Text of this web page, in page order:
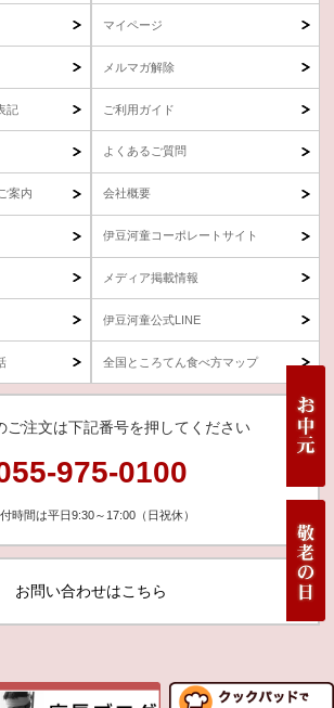
マイページ
メルマガ解除
記 ご利用ガイド
よくあるご質問
案内 会社概要
伊豆河童コーポレートサイト
メディア掲載情報
伊豆河童公式LINE
全国ところてん食べ方マップ
ご注文は下記番号を押してください
975-0100
時間は平日9:30～17:00（日祝休）
お問い合わせはこちら